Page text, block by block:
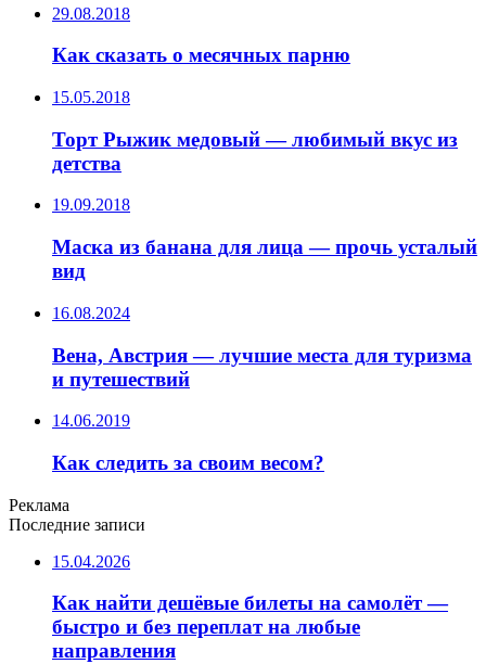
29.08.2018
Как сказать о месячных парню
15.05.2018
Торт Рыжик медовый — любимый вкус из
детства
19.09.2018
Маска из банана для лица — прочь усталый
вид
16.08.2024
Вена, Австрия — лучшие места для туризма
и путешествий
14.06.2019
Как следить за своим весом?
Реклама
Последние записи
15.04.2026
Как найти дешёвые билеты на самолёт —
быстро и без переплат на любые
направления